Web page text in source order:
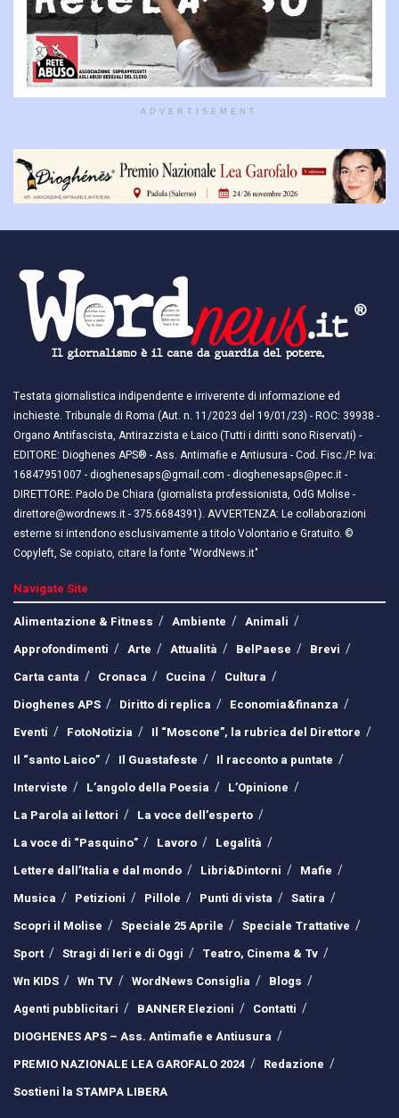
ADVERTISEMENT
Testata giornalistica indipendente e irriverente di informazione ed
inchieste. Tribunale di Roma (Aut. n. 11/2023 del 19/01/23) - ROC: 39938 -
Organo Antifascista, Antirazzista e Laico (Tutti i diritti sono Riservati) -
EDITORE: Dioghenes APS® - Ass. Antimafie e Antiusura - Cod. Fisc./P. Iva:
16847951007 - dioghenesaps@gmail.com - dioghenesaps@pec.it - ​​
DIRETTORE: Paolo De Chiara (giornalista professionista, OdG Molise -
direttore@wordnews.it - ​​375.6684391). AVVERTENZA: Le collaborazioni
esterne si intendono esclusivamente a titolo Volontario e Gratuito. ©
Copyleft, Se copiato, citare la fonte "WordNews.it"
Navigate Site
Alimentazione & Fitness
Ambiente
Animali
Approfondimenti
Arte Attualità BelPaese
Brevi
Carta canta
Cronaca Cucina
Cultura
Dioghenes APS
Diritto di replica
Economia&finanza
Eventi
FotoNotizia
Il “Moscone”, la rubrica del Direttore
Il “santo Laico”
Il Guastafeste
Il racconto a puntate
Interviste
L’angolo della Poesia
L’Opinione
La Parola ai lettori
La voce dell’esperto
La voce di “Pasquino”
Lavoro
Legalità
Lettere dall’Italia e dal mondo
Libri&Dintorni
Mafie
Musica
Petizioni Pillole Punti di vista
Satira
Scopri il Molise
Speciale 25 Aprile
Speciale Trattative
Sport
Stragi di Ieri e di Oggi
Teatro, Cinema & Tv
Wn KIDS
Wn TV WordNews Consiglia
Blogs
Agenti pubblicitari
BANNER Elezioni
Contatti
DIOGHENES APS – Ass. Antimafie e Antiusura
PREMIO NAZIONALE LEA GAROFALO 2024
Redazione
Sostieni la STAMPA LIBERA